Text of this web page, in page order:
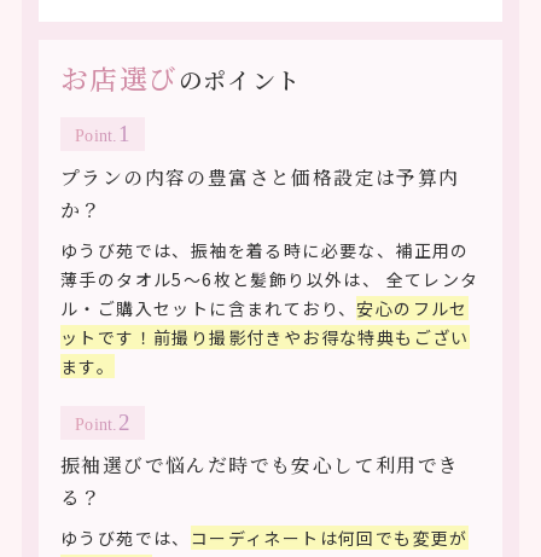
お店選びのポイント
Point.
プランの内容の豊富さと価格設定は予算内
か？
ゆうび苑では、振袖を着る時に必要な、補正用の
薄手のタオル5～6枚と髪飾り以外は、 全てレンタ
ル・ご購入セットに含まれており、安心のフルセ
ットです！前撮り撮影付きやお得な特典もござい
ます。
Point.
振袖選びで悩んだ時でも安心して利用でき
る？
ゆうび苑では、 コーディネートは何回でも変更が